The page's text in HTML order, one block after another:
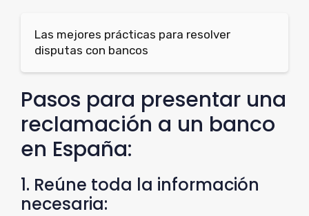
Las mejores prácticas para resolver
disputas con bancos
Pasos para presentar una
reclamación a un banco
en España:
1. Reúne toda la información
necesaria: